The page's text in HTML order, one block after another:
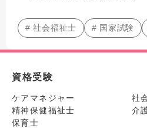
# 社会福祉士 # 国家試験
資格受験
ケアマネジャー
社
精神保健福祉士
介
保育士